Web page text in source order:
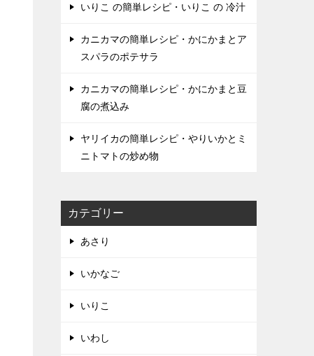
いりこ の簡単レシピ・いりこ の 冷汁
カニカマの簡単レシピ・かにかまとア
スパラのポテサラ
カニカマの簡単レシピ・かにかまと豆
腐の煮込み
ヤリイカの簡単レシピ・やりいかとミ
ニトマトの炒め物
カテゴリー
あさり
いかなご
いりこ
いわし